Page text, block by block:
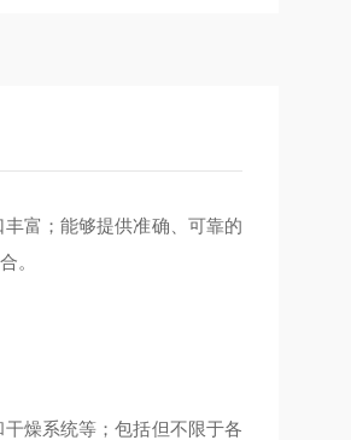
富；能够提供准确、可靠的
。
燥系统等；包括但不限于各